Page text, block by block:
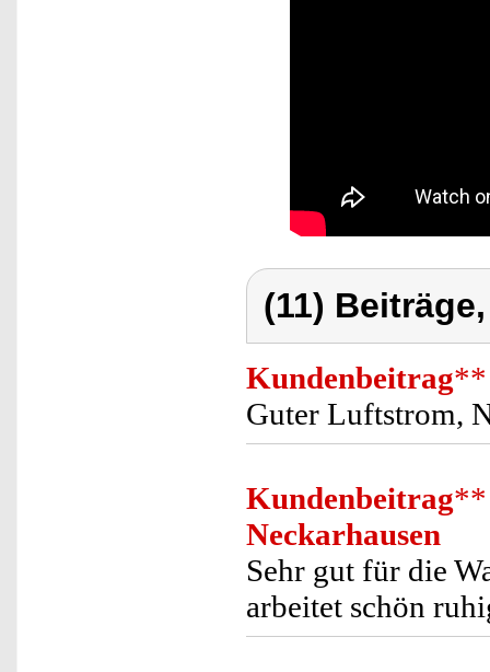
(11)
Kundenbeitrag**
Guter Luftstrom,
Kundenbeitrag**
Neckarhausen
Sehr gut für die
arbeitet schön